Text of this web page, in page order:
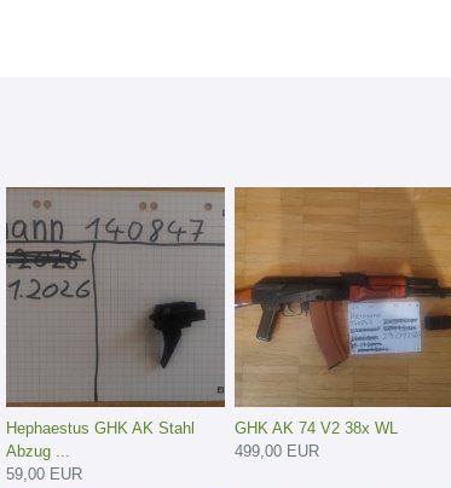
Hephaestus GHK AK Stahl
Abzug ...
59,00 EUR
GHK AK 74 V2 38x WL
499,00 EUR